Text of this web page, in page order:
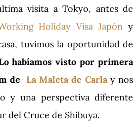
visita a Tokyo, antes de
Holiday Visa Japón y
tuvimos la oportunidad de
habíamos visto por primera
de La Maleta de Carlay nos
y una perspectiva diferente
del Cruce de Shibuya.